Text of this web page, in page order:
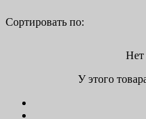
Сортировать по:
Нет
У этого